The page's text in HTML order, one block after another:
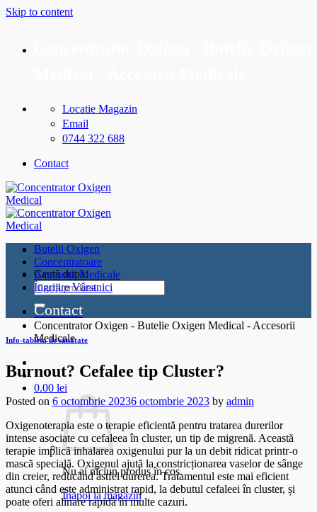
Skip to content
Locatie Magazin
Email
0744 322 688
Contact
Caută după:
Concentrator Oxigen - Butelie Oxigen Medical - Accesorii
Medicale
0.00 lei
Nu ai niciun produs în coș.
Înapoi la magazin
Butelii Oxigen
Concentratoare
Accesorii Medicale
Îngrijire Vârstnici
Contact
Info-tableta de sănătate
Burnout? Cefalee tip Cluster?
Posted on 6 octombrie 20236 octombrie 2023 by admin
Oxigenoterapia este o terapie eficientă pentru tratarea durerilor
intense asociate cu cefaleea în cluster, un tip de migrenă. Această
terapie implică inhalarea oxigenului pur la un debit ridicat printr-o
mască specială. Oxigenul ajută la constricționarea vaselor de sânge
din creier, reducând astfel durerea. Tratamentul este mai eficient
atunci când este administrat rapid, la debutul cefaleei în cluster, și
poate oferi alinare rapidă în multe cazuri.